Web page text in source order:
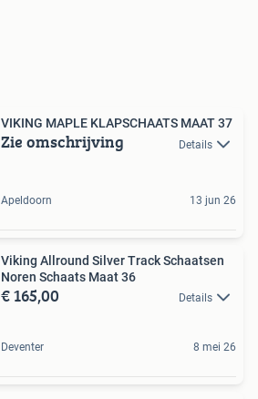
VIKING MAPLE KLAPSCHAATS MAAT 37
Zie omschrijving Details
Apeldoorn 13 jun 26
Viking Allround Silver Track Schaatsen
Noren Schaats Maat 36
€ 165,00 Details
Deventer 8 mei 26